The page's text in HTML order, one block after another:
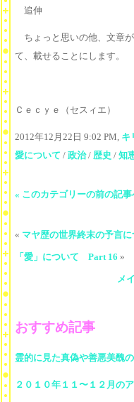
追伸
ちょっと思いの他、文章
て、載せることにします。
Ｃｅｃｙｅ（セスィエ）
2012年12月22日 9:02 PM, キ
愛について / 政治/ 歴史 / 知
« このカテゴリーの前の記事
« マヤ歴の世界終末の予言に
「愛」について Part 16 »
メ
おすすめ記事
霊的に見た真偽や善悪美醜
２０１０年１１〜１２月の